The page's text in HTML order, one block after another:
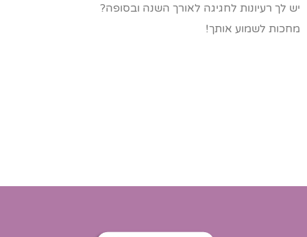
יש לך רעיונות לחגיגה לאורך השנה ובסופה?
מחכות לשמוע אותך!